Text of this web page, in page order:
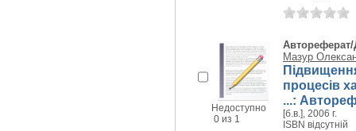
Недоступно
0 из 1
Автореферат/
Мазур
процесів
...:
[б.в.], 2006 г.
ISBN відсутній